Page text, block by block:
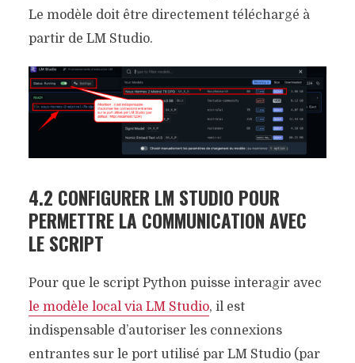
Le modèle doit être directement téléchargé à
partir de LM Studio.
4.2 CONFIGURER LM STUDIO POUR
PERMETTRE LA COMMUNICATION AVEC
LE SCRIPT
Pour que le script Python puisse interagir avec
le modèle local via LM Studio, il est
indispensable d’autoriser les connexions
entrantes sur le port utilisé par LM Studio (par